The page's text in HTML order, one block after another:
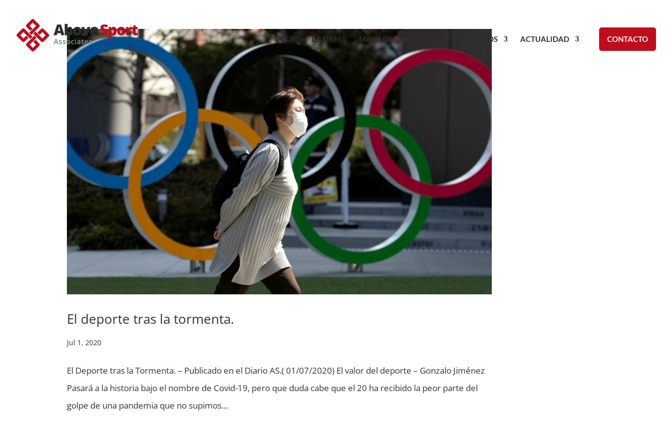
INICIO LA FIRMA MANAGEMENT ÁREAS Y SERVICIOS ACTUALIDAD CONTACTO
El deporte tras la tormenta.
Jul 1, 2020
El Deporte tras la Tormenta. – Publicado en el Diario AS.( 01/07/2020) El valor del deporte – Gonzalo Jiménez
Pasará a la historia bajo el nombre de Covid-19, pero que duda cabe que el 20 ha recibido la peor parte del
golpe de una pandemia que no supimos...